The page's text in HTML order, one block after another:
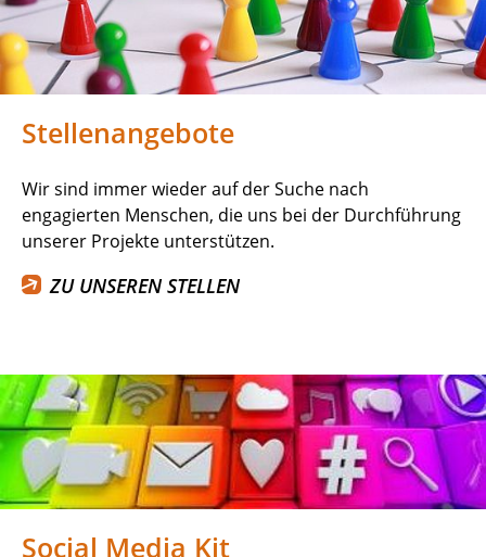
Stellenangebote
Wir sind immer wieder auf der Suche nach
engagierten Menschen, die uns bei der Durchführung
unserer Projekte unterstützen.
ZU UNSEREN STELLEN
Social Media Kit